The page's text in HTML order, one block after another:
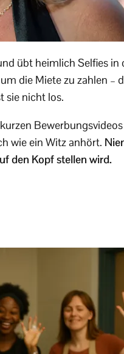
übt heimlich Selfies in
die Miete zu zahlen –
sie nicht los.
wie ein Witz anhört.
den Kopf stellen wird.